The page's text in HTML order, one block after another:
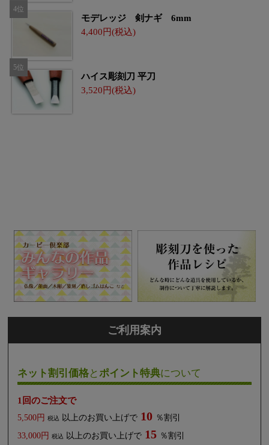
モデレッジ 剣ナギ 6mm
4,400
ハイス彫刻刀 平刀
3,520
ご利用案内
ネット割引価格とポイント特典について
1回のご注文で
5,500円 税込 以上のお買い上げで 10 ％割引
33,000円
税込 以上のお買い上げで 15 ％割引